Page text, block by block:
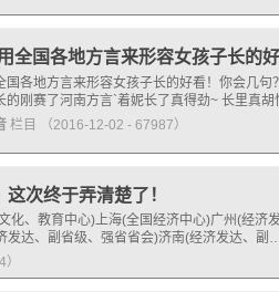
全国各地方言来形容女孩子长的
国各地方言来形容女孩子长的好看！你会几
的刚赛了河南方言`着妮长了真得劲~ 长里真
栏目 （2016-12-02 - 67987）
次终于弄清楚了！
化、教育中心)上海(全国经济中心)广州(经
发达、副省级、强省省会)济南(经济发达、副